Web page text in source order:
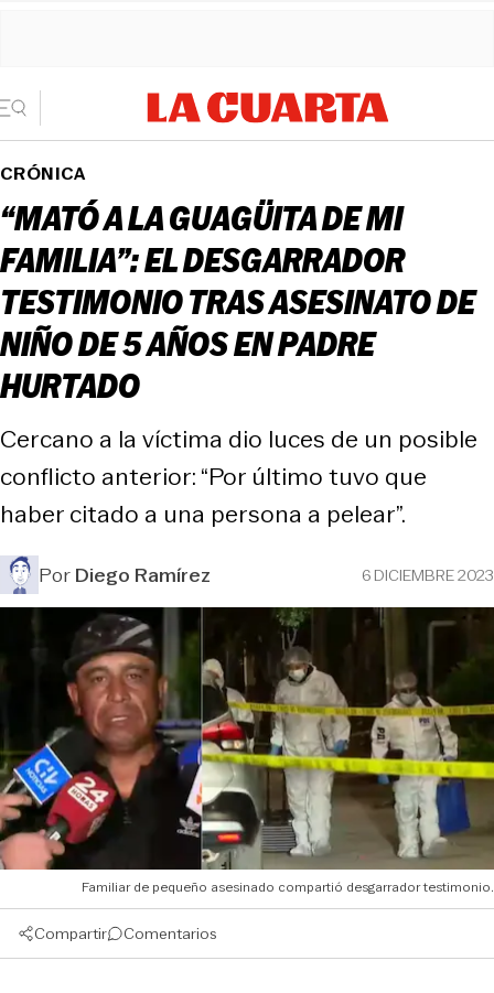
CRÓNICA
“MATÓ A LA GUAGÜITA DE MI
FAMILIA”: EL DESGARRADOR
TESTIMONIO TRAS ASESINATO DE
NIÑO DE 5 AÑOS EN PADRE
HURTADO
Cercano a la víctima dio luces de un posible
conflicto anterior: “Por último tuvo que
haber citado a una persona a pelear”.
PorDiego Ramírez 6 DICIEMBRE 2023
Familiar de pequeño asesinado compartió desgarrador testimonio.
Compartir Comentarios